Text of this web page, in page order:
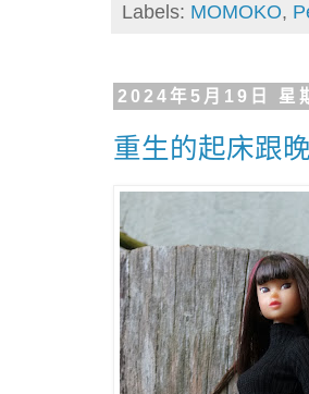
Labels: MOMOKO,
2024年5月19日 星
重生的起床跟